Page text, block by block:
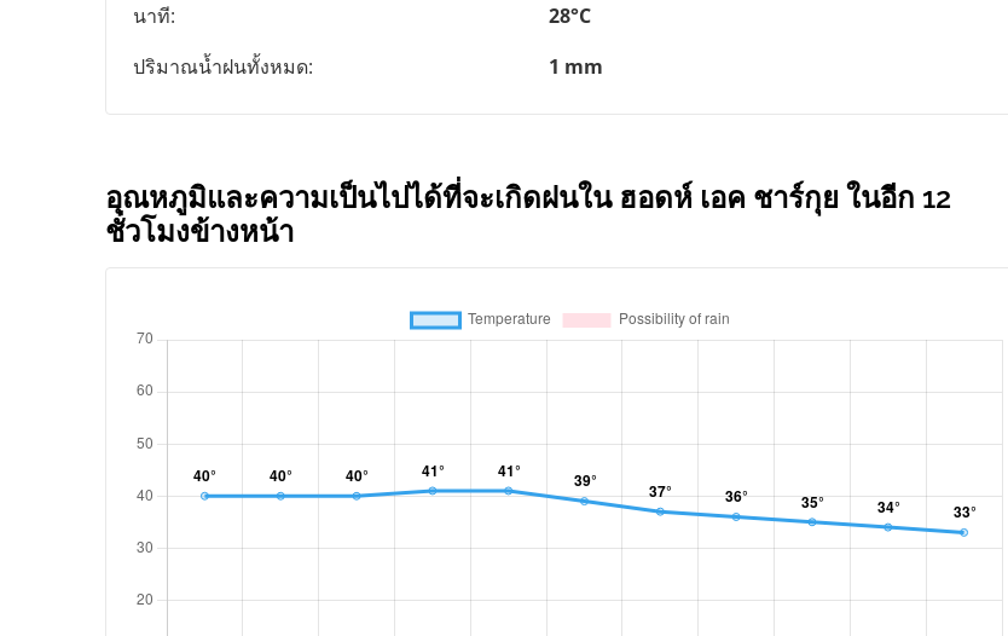
นาที:
28°C
ปริมาณน้ำฝนทั้งหมด:
1 mm
อุณหภูมิและความเป็นไปได้ที่จะเกิดฝนใน ฮอดห์ เอค ชาร์กุย ในอีก 12
ชั่วโมงข้างหน้า